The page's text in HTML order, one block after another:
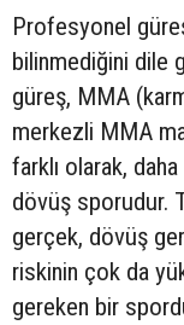
Profesyonel
bilinmediğini dile
güreş, MMA
merkezli MMA
farklı olarak,
dövüş sporudur.
gerçek, dövüş
riskinin çok da
gereken bir